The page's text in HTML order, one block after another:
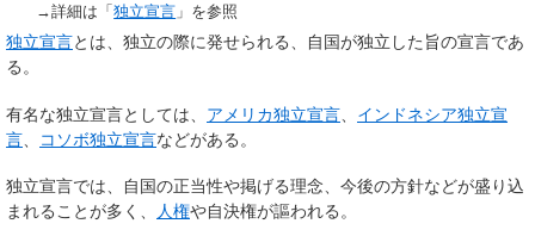
→詳細は「独立宣言 」を参照
独立宣言とは、独立の際に発せられる、自国が独立した旨の宣言であ
る。
有名な独立宣言としては、 アメリカ独立宣言
インドネシア独立宣
言
コソボ独立宣言などがある。
独立宣言では、自国の正当性や掲げる理念、今後の方針などが盛り込
まれることが多く、
人権や自決権が謳われる。